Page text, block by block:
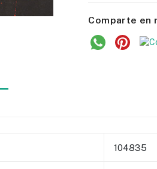
Comparte en
104835